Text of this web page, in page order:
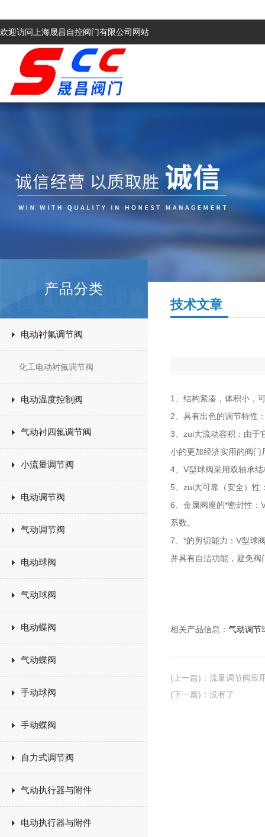
欢迎访问上海晟昌自控阀门有限公司网站
产品分类
电动衬氟调节阀
化工电动衬氟调节阀
电动温度控制阀
气动衬四氟调节阀
小流量调节阀
电动调节阀
气动调节阀
电动球阀
气动球阀
电动蝶阀
气动蝶阀
手动球阀
手动蝶阀
自力式调节阀
气动执行器与附件
电动执行器与附件
技术文章
1、结构紧凑，体积小，
2、具有出色的调节特性
3、zui大流动容积：由于
小的更加经济实用的阀门
4、V型球阀采用双轴承
5、zui大可靠（安全）性
6、金属阀座的*密封性：
系数。
7、*的剪切能力：V型球
并具有自洁功能，避免阀
相关产品信息： 气动调节
(上一篇) ： 流量调节阀应
(下一篇) ：没有了